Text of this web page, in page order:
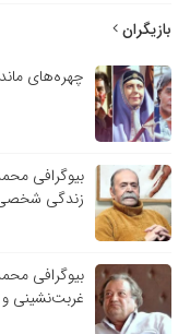
بازیگران
چهره‌های
بیوگرافی
زندگی
بیوگرافی
غربت‌نشینی